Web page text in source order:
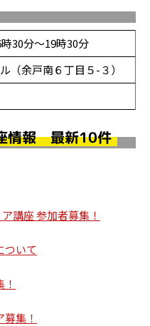
30分～19時30分
（余戸南６丁目５-３）
情報 最新10件
講座 参加者募集！
ついて
集！